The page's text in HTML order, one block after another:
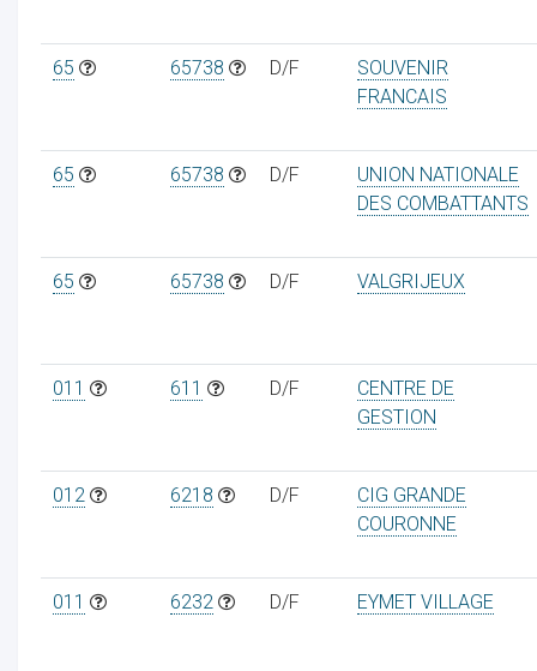
65 65738 D/F
SOUVENIR
FRANCAIS
65 65738 D/F
UNION NATIONALE
DES COMBATTANTS
65 65738 D/F VALGRIJEUX
011 611 D/F
CENTRE DE
GESTION
012 6218 D/F
CIG GRANDE
COURONNE
011 6232 D/F EYMET VILLAGE